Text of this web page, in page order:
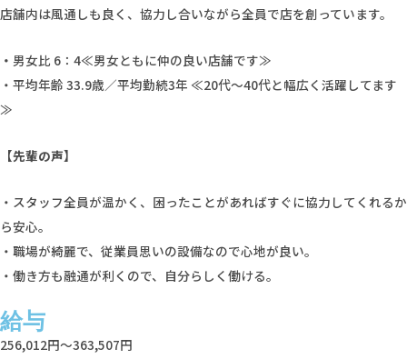
店舗内は風通しも良く、協力し合いながら全員で店を創っています。
・ 男女比 6：4≪男女ともに仲の良い店舗です≫
・平均年齢 33.9歳／平均勤続3年 ≪20代〜40代と幅広く活躍してます
≫
【先輩の声】
・スタッフ全員が温かく、困ったことがあればすぐに協力してくれるか
ら安心。
・職場が綺麗で、従業員思いの設備なので心地が良い。
・働き方も融通が利くので、自分らしく働ける。
給与
256,012円～363,507円